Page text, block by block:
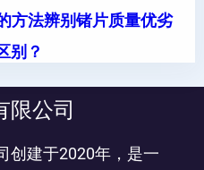
方法辨别锗片质量优劣
别？
限公司
创建于2020年，是一